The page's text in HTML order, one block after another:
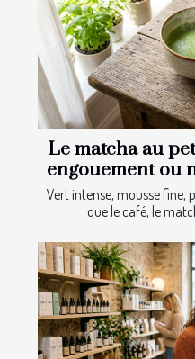
Le matcha au
engouement ou
Vert intense, mousse fine,
que le café, le